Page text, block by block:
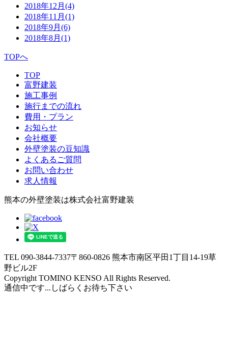
2018年12月 (4)
2018年11月 (1)
2018年9月 (6)
2018年8月 (1)
TOPへ
TOP
富野建装
施工事例
施行までの流れ
費用・プラン
お知らせ
会社概要
外壁塗装の豆知識
よくあるご質問
お問い合わせ
求人情報
熊本の外壁塗装は株式会社富野建装
TEL 090-3844-7337〒860-0826 熊本市南区平田1丁目14-19草
野ビル2F
Copyright TOMINO KENSO All Rights Reserved.
通信中です...しばらくお待ち下さい